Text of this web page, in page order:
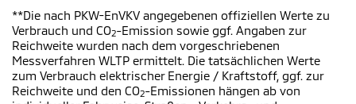
**Die nach PKW-EnVKV angegebenen offiziellen Werte zu
Verbrauch und CO2-Emission sowie ggf. Angaben zur
Reichweite wurden nach dem vorgeschriebenen
Messverfahren WLTP ermittelt. Die tatsächlichen Werte
zum Verbrauch elektrischer Energie / Kraftstoff, ggf. zur
Reichweite und den CO2-Emissionen hängen ab von